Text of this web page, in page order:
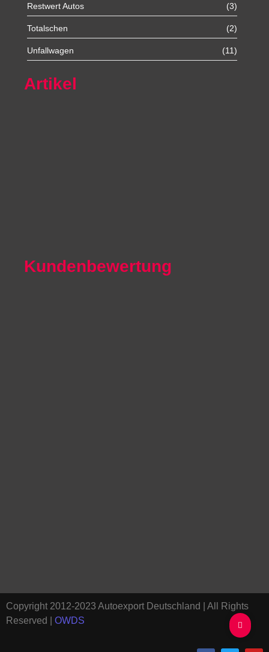
Restwert Autos (3)
Totalschen (2)
Unfallwagen (11)
Artikel
Kundenbewertung
Copyright 2012-2023 Autoexport Deutschland | All Rights
Reserved | OWDS